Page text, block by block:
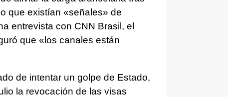
que existían «señales» de
entrevista con CNN Brasil, el
que «los canales están
de intentar un golpe de Estado,
la revocación de las visas